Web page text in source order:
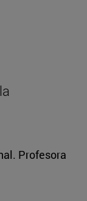
Profesora